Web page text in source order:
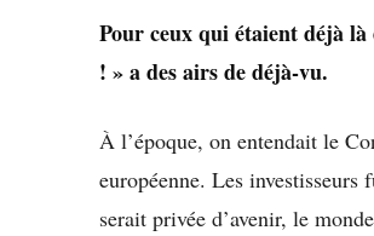
Pour ceux qui étaient déjà là
! » a des airs de déjà-vu.
À l’époque, on entendait le
européenne. Les
serait privée d’avenir, le